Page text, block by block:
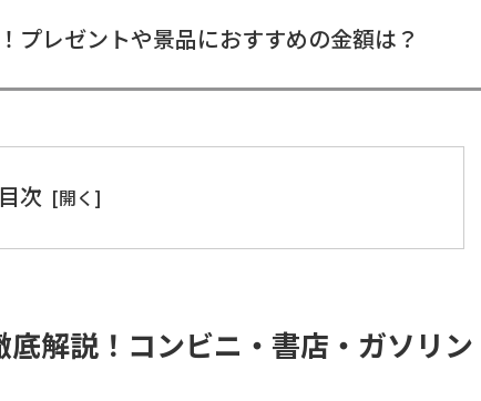
プレゼントや景品におすすめの金額は？
目次
解説！コンビニ・書店・ガソリン